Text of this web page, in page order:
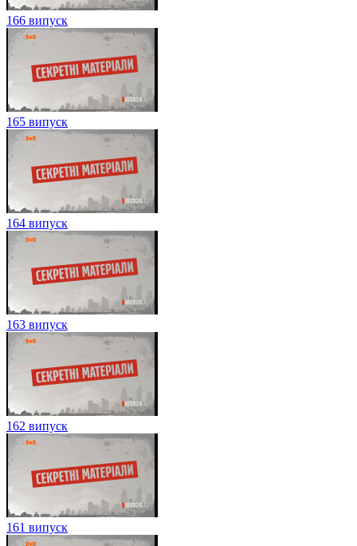
166 випуск
165 випуск
164 випуск
163 випуск
162 випуск
161 випуск